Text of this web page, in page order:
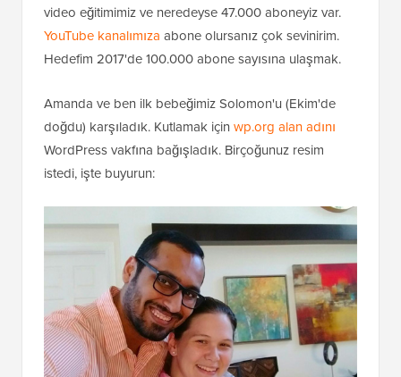
video eğitimimiz ve neredeyse 47.000 aboneyiz var.
YouTube kanalımıza abone olursanız çok sevinirim.
Hedefim 2017'de 100.000 abone sayısına ulaşmak.
Amanda ve ben ilk bebeğimiz Solomon'u (Ekim'de
doğdu) karşıladık. Kutlamak için wp.org alan adını
WordPress vakfına bağışladık. Birçoğunuz resim
istedi, işte buyurun: